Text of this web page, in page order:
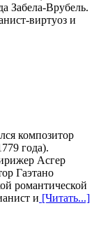
Забела-Врубель.
виртуоз и
композитор
года).
Асгер
Гаэтано
романтической
и [Читать...]